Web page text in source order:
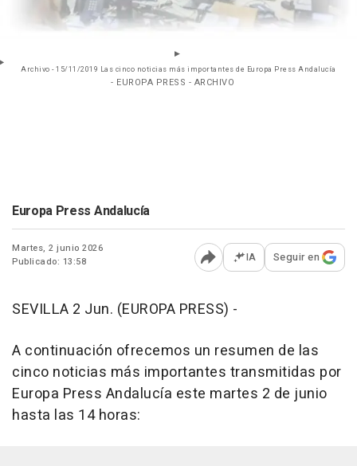
Archivo - 15/11/2019 Las cinco noticias más importantes de Europa Press Andalucía
- EUROPA PRESS - ARCHIVO
Europa Press Andalucía
Martes, 2 junio 2026
Publicado: 13:58
Abrir opciones para
IA Seguir en
SEVILLA 2 Jun. (EUROPA PRESS) -
A continuación ofrecemos un resumen de las
cinco noticias más importantes transmitidas por
Europa Press Andalucía este martes 2 de junio
hasta las 14 horas: